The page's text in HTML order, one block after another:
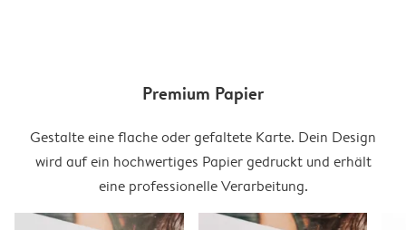
Premium Papier
Gestalte eine flache oder gefaltete Karte. Dein Design
wird auf ein hochwertiges Papier gedruckt und erhält
eine professionelle Verarbeitung.